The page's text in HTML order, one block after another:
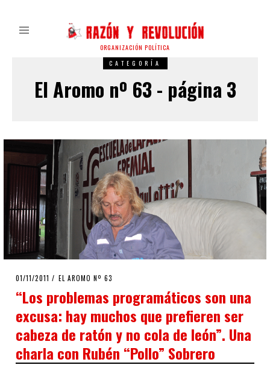
ORGANIZACIÓN POLÍTICA
CATEGORÍA
El Aromo nº 63 - página 3
POSTED
01/11/2011 24/09/2020
EL AROMO Nº 63
“Los problemas programáticos son una
excusa: hay muchos que prefieren ser
cabeza de ratón y no cola de león”. Una
charla con Rubén “Pollo” Sobrero